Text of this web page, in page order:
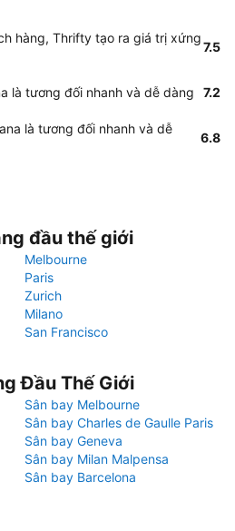
hàng, Thrifty tạo ra giá trị xứng
7.5
là tương đối nhanh và dễ dàng 7.2
là tương đối nhanh và dễ
6.8
đầu thế giới
Melbourne
Paris
Zurich
Milano
San Francisco
Đầu Thế Giới
Sân bay Melbourne
Sân bay Charles de Gaulle Paris
Sân bay Geneva
Sân bay Milan Malpensa
Sân bay Barcelona